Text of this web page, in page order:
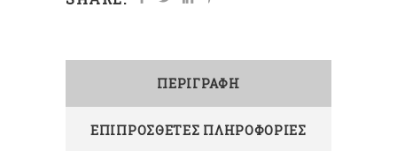
ΠΕΡΙΓΡΑΦΉ
ΕΠΙΠΡΌΣΘΕΤΕΣ ΠΛΗΡΟΦΟΡΊΕΣ